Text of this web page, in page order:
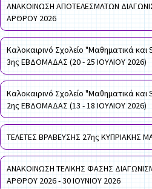
ΑΝΑΚΟΙΝΩΣΗ ΑΠΟΤΕΛΕΣΜΑΤΩΝ
ΑΡΘΡΟΥ 2026
Καλοκαιρινό Σχολείο "Μαθηματικά
3ης ΕΒΔΟΜΑΔΑΣ (20 - 25 ΙΟΥΛΙΟΥ 2026)
Καλοκαιρινό Σχολείο "Μαθηματικά
2ης ΕΒΔΟΜΑΔΑΣ (13 - 18 ΙΟΥΛΙΟΥ 2026)
ΤΕΛΕΤΕΣ ΒΡΑΒΕΥΣΗΣ 27ης ΚΥΠΡΙΑΚΗΣ
ΑΝΑΚΟΙΝΩΣΗ ΤΕΛΙΚΗΣ ΦΑΣΗΣ
ΑΡΘΡΟΥ 2026 - 30 ΙΟΥΝΙΟΥ 2026